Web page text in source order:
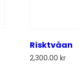
Risktvåan
2,300.00kr